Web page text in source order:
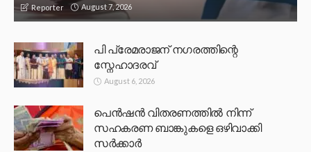
Reporter August 7, 2026
പി പ്രേമരാജന് നഗരത്തിന്റെ
സ്നേഹാദരവ്
August 6, 2026
പെൻഷൻ വിതരണത്തിൽ നിന്ന്
സഹകരണ ബാങ്കുകളെ ഒഴിവാക്കി
സർക്കാർ